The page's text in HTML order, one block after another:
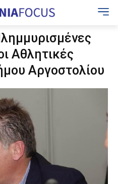
Αθλητικές
Αργοστολίου